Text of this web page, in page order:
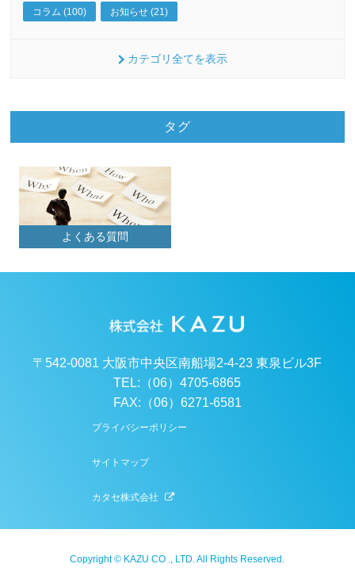
コラム (100) お知らせ (21)
カテゴリ全てを表示
タグ
よくある質問
〒542-0081 大阪市中央区南船場2-4-23 東泉ビル3F
TEL:（06）4705-6865
FAX:（06）6271-6581
プライバシーポリシー
サイトマップ
カタセ株式会社
Copyright © KAZU CO ., LTD. All Rights Reserved.